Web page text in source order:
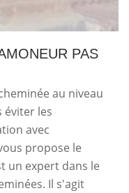
PAS
au niveau
éviter les
avec
propose le
un expert dans le
Il s'agit